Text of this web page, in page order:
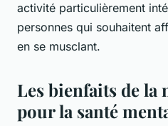
activité particulièrement
personnes qui souhaitent
en se musclant.
Les bienfaits de
pour la santé